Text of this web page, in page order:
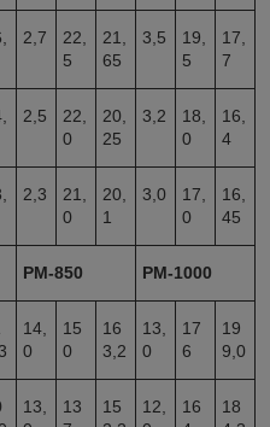
2,7
22,
5
21,
65
3,5
19,
5
17,
7
2,5
22,
0
20,
25
3,2
18,
0
16,
4
2,3
21,
0
20,
1
3,0
17,
0
16,
45
РМ-850 РМ-1000
14,
0
15
0
16
3,2
13,
0
17
6
19
9,0
13,
13
15
12,
16
18